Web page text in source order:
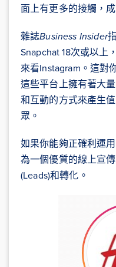
面上有更多的接觸，
雜誌Business Insider
Snapchat 18次或以上
來看Instagram。這對
這些平台上擁有著大
和互動的方式來產生
眾。
如果你能夠正確利運
為一個優質的線上宣
(Leads)和轉化。